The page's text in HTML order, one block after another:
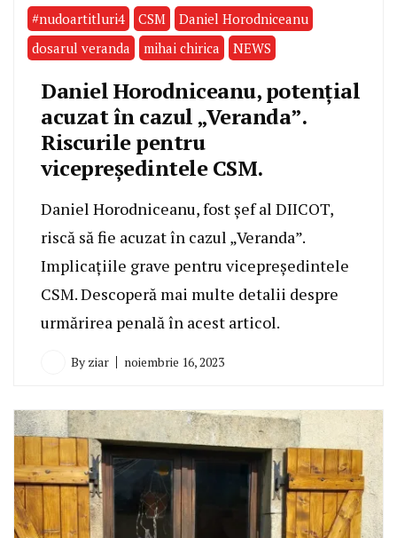
#nudoartitluri4 CSM
Daniel Horodniceanu
dosarul veranda
mihai chirica NEWS
Daniel Horodniceanu, potențial
acuzat în cazul „Veranda”.
Riscurile pentru
vicepreședintele CSM.
Daniel Horodniceanu, fost șef al DIICOT,
riscă să fie acuzat în cazul „Veranda”.
Implicațiile grave pentru vicepreședintele
CSM. Descoperă mai multe detalii despre
urmărirea penală în acest articol.
By ziar noiembrie 16, 2023